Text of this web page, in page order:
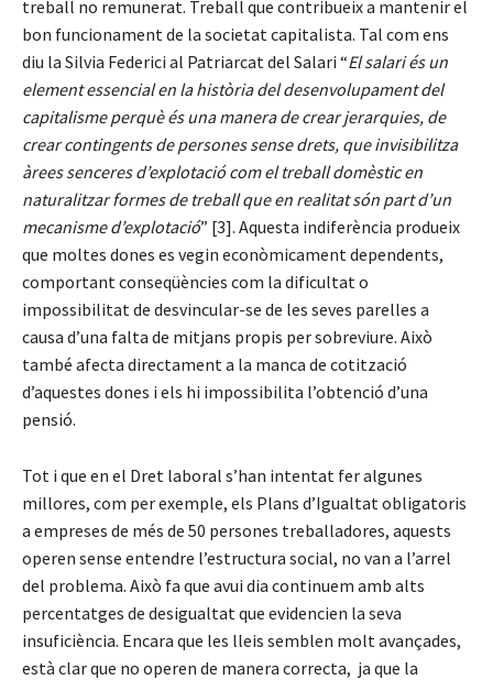
treball no remunerat. Treball que contribueix a mantenir el
bon funcionament de la societat capitalista. Tal com ens
diu la Silvia Federici al Patriarcat del Salari “El salari és un
element essencial en la història del desenvolupament del
capitalisme perquè és una manera de crear jerarquies, de
crear contingents de persones sense drets, que invisibilitza
àrees senceres d’explotació com el treball domèstic en
naturalitzar formes de treball que en realitat són part d’un
mecanisme d’explotació” [3]. Aquesta indiferència produeix
que moltes dones es vegin econòmicament dependents,
comportant conseqüències com la dificultat o
impossibilitat de desvincular-se de les seves parelles a
causa d’una falta de mitjans propis per sobreviure. Això
també afecta directament a la manca de cotització
d’aquestes dones i els hi impossibilita l’obtenció d’una
pensió.
Tot i que en el Dret laboral s’han intentat fer algunes
millores, com per exemple, els Plans d’Igualtat obligatoris
a empreses de més de 50 persones treballadores, aquests
operen sense entendre l’estructura social, no van a l’arrel
del problema. Això fa que avui dia continuem amb alts
percentatges de desigualtat que evidencien la seva
insuficiència. Encara que les lleis semblen molt avançades,
està clar que no operen de manera correcta, ja que la